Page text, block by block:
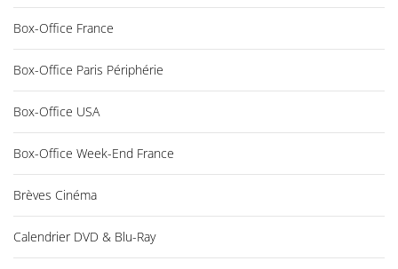
Box-Office France
Box-Office Paris Périphérie
Box-Office USA
Box-Office Week-End France
Brèves Cinéma
Calendrier DVD & Blu-Ray